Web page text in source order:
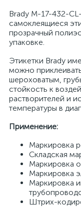
Brady M-17-432-
самоклеящиеся
прозрачный
упаковке.
Этикетки Brady
можно
шероховатым,
стойкость к
растворителей и
температуры в
Применение:
Маркировка
Складская
Маркировка
Маркировка
Маркировка
Штрих-